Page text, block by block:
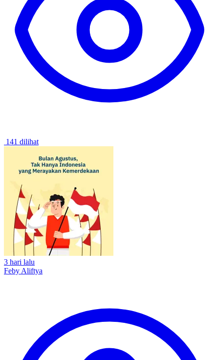
141 dilihat
3 hari lalu
Feby Aliftya